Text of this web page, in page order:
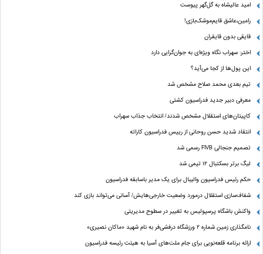
امید عالیشاه به گل‌گهر پیوست
رامین،عاشق قایم‌موشک‌بازی!
قایقی بدون قایقران
اختر: سهراب نگاه ویژه‌ای به جوان‌گرایی دارد
این پول‌ها از کجا می‌آید؟
تیم بعدی محمد صلاح مشخص شد
معرفی دبیر جدید فدراسیون کشتی
کاپیتان‌های استقلال مشخص شدند/ انتخاب جذاب سهراب
انتقاد شدید حسن روحانی از رییس فدراسیون کاراته
تصمیم جنجالی FIVB رسمی شد
لیگ برتر بسکتبال ۱۲ تیمی شد
حکم رئیس فدراسیون والیبال برای یک مدیر باسابقه فدراسیون
شفاف‌سازی استقلال درمورد وضعیت خارجی‌هایش/ آسانی می‌تواند بازی کند
واکنش باشگاه پرسپولیس به تغییر در سطوح مدیریتی
نامگذاری زمین شماره ۲ ورزشگاه درفشی‌فر به نام شهید «ماکان نصیری»
ارائه برنامه‌ قلعه‌نویی برای جام ملت‌های آسیا به هیئت رئیسه فدراسیون